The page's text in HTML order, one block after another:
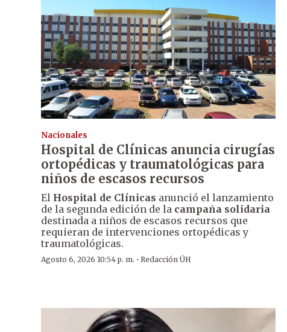
Nacionales
Hospital de Clínicas anuncia cirugías
ortopédicas y traumatológicas para
niños de escasos recursos
El Hospital de Clínicas anunció el lanzamiento
de la segunda edición de la campaña solidaria
destinada a niños de escasos recursos que
requieran de intervenciones ortopédicas y
traumatológicas.
Agosto 6, 2026 10:54 p. m. · Redacción ÚH